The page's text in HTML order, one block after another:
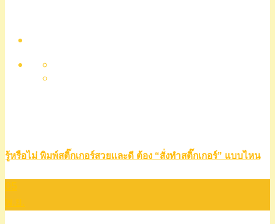
รู้หรือไม่ พิมพ์สติ๊กเกอร์สวยและดี ต้อง “สั่งทำสติ๊กเกอร์” แบบไหน
05
พ.ย.